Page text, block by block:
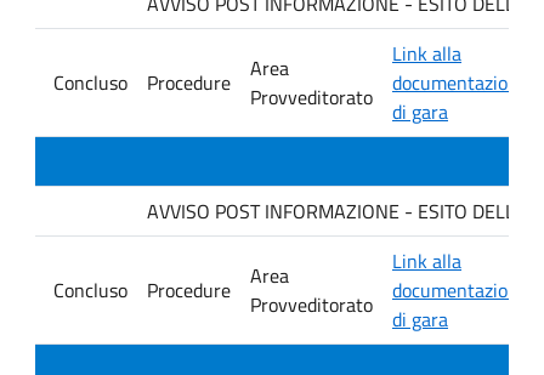
Concluso Procedure
Area
Provveditorato
Link alla
documentazione
di gara
AVVISO POST INFORMAZIONE - ESITO
Concluso Procedure
Area
Provveditorato
Link alla
documentazione
di gara